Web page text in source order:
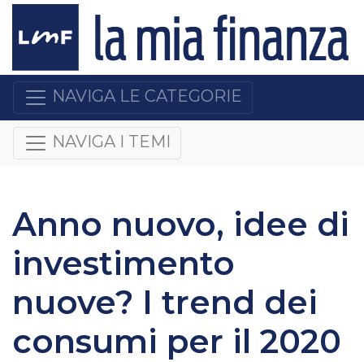
NAVIGA LE CATEGORIE
NAVIGA I TEMI
Anno nuovo, idee di
investimento
nuove? I trend dei
consumi per il 2020